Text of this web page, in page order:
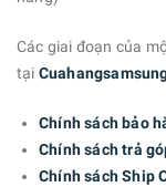
Các giai đoạn của
tại
Chính sách bảo
Chính sách trả
Chính sách Ship